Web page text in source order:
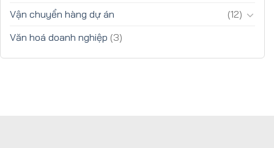
Vận chuyển hàng dự án
(12)
Văn hoá doanh nghiệp (3)